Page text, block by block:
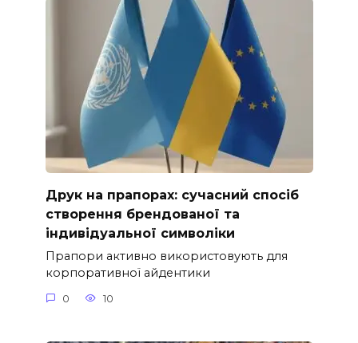
Друк на прапорах: сучасний спосіб
створення брендованої та
індивідуальної символіки
Прапори активно використовують для
корпоративної айдентики
0 10